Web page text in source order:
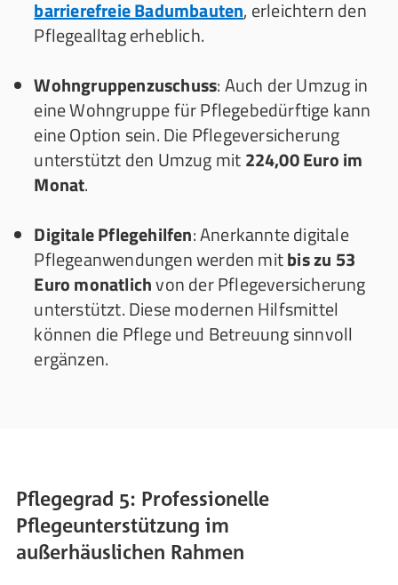
barrierefreie Badumbauten, erleichtern den
Pflegealltag erheblich.
Wohngruppenzuschuss: Auch der Umzug in
eine Wohngruppe für Pflegebedürftige kann
eine Option sein. Die Pflegeversicherung
unterstützt den Umzug mit224,00 Euro im
Monat.
Digitale Pflegehilfen: Anerkannte digitale
Pflegeanwendungen werden mitbis zu 53
Euro monatlichvon der Pflegeversicherung
unterstützt. Diese modernen Hilfsmittel
können die Pflege und Betreuung sinnvoll
ergänzen.
Pflegegrad 5: Professionelle
Pflegeunterstützung im
außerhäuslichen Rahmen